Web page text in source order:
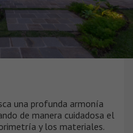
una profunda armonía
de manera cuidadosa el
y los materiales.